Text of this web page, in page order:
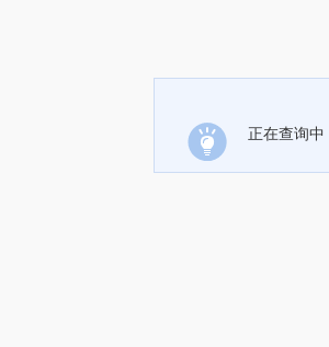
正在查询中